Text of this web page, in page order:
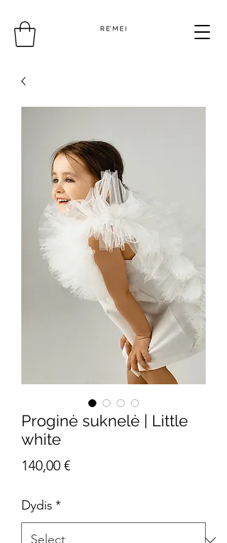
‎Proginė suknelė | Little
white
140,00 €Price
Dydis *